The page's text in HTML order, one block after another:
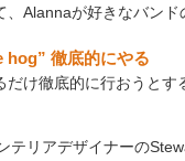
Alannaが好きなバンド
hog” 徹底的にやる
だけ徹底的に行おうとす
テリアデザイナーの